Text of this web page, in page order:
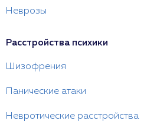
Неврозы
Расстройства психики
Шизофрения
Панические атаки
Невротические расстройства